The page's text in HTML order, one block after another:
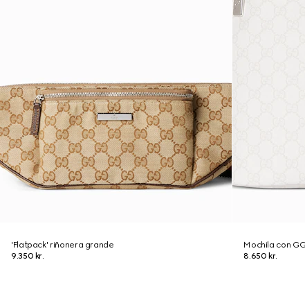
'Flatpack' riñonera grande
9.350 kr.
Mochila con
8.650 kr.